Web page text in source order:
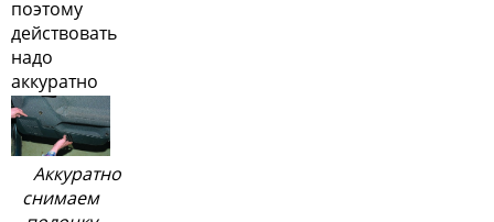
поэтому
действовать
надо
аккуратно
Аккуратно
снимаем